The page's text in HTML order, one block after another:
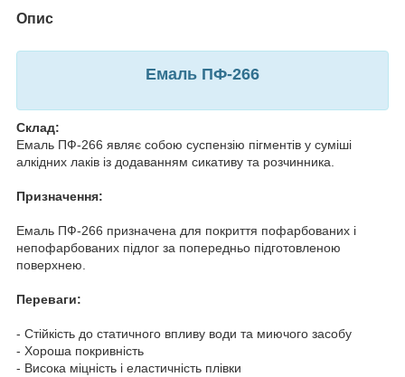
Опис
Емаль ПФ-266
Склад:
Емаль ПФ-266 являє собою суспензію пігментів у суміші
алкідних лаків із додаванням сикативу та розчинника.
Призначення:
Емаль ПФ-266 призначена для покриття пофарбованих і
непофарбованих підлог за попередньо підготовленою
поверхнею.
Переваги:
- Стійкість до статичного впливу води та миючого засобу
- Хороша покривність
- Висока міцність і еластичність плівки